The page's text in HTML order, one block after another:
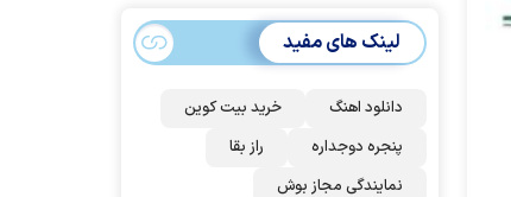
لینک های مفید
دانلود اهنگ
خرید بیت کوین
پنجره دوجداره
راز بقا
نمایندگی مجاز بوش